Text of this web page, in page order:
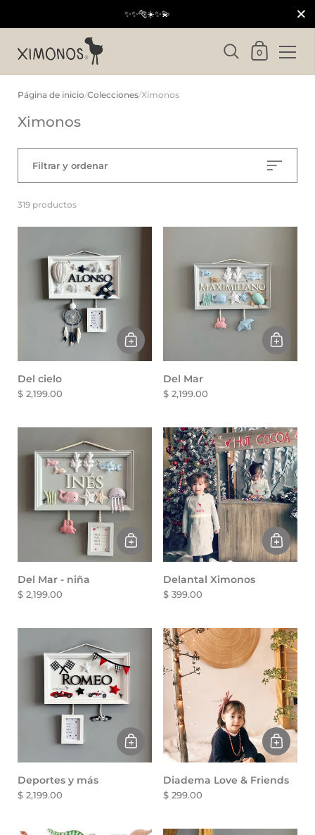
✨✨🐅☀️✨💫
Cerrar
Carrito
0
Página de inicio/Colecciones/Ximonos
Ximonos
Filtrar y ordenar
319 productos
Del cielo
$ 2,199.00
Del Mar
$ 2,199.00
Del Mar - niña
$ 2,199.00
Delantal Ximonos
$ 399.00
Deportes y más
$ 2,199.00
Diadema Love & Friends
$ 299.00